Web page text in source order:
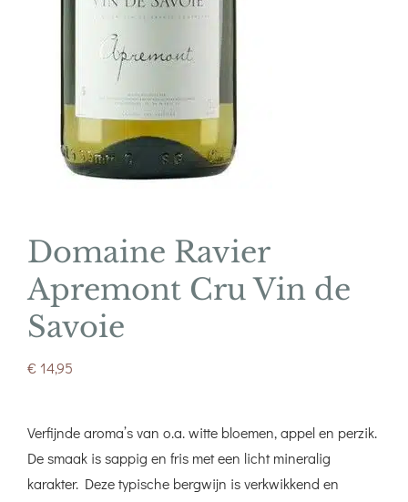
Domaine Ravier
Apremont Cru Vin de
Savoie
€ 14,95
Verfijnde aroma’s van o.a. witte bloemen, appel en perzik.
De smaak is sappig en fris met een licht mineralig
karakter. Deze typische bergwijn is verkwikkend en